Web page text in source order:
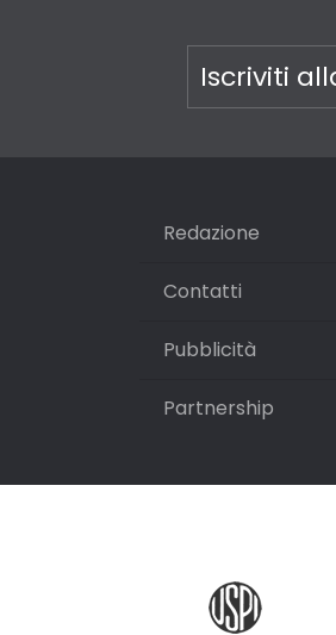
Iscriviti
Redazione
Contatti
Pubblicità
Partnership